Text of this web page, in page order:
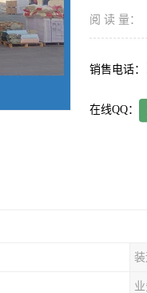
阅 读 量：
销售电话：
在线QQ：